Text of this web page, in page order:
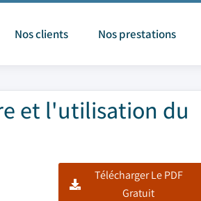
Nos clients Nos prestations
et l'utilisation du
Télécharger Le PDF
Gratuit